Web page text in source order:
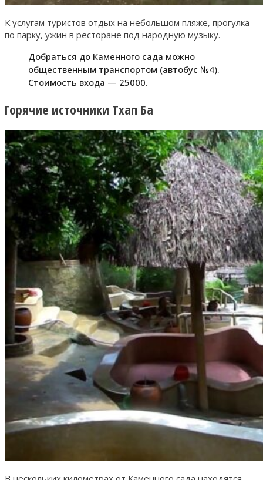
К услугам туристов отдых на небольшом пляже, прогулка
по парку, ужин в ресторане под народную музыку.
Добраться до Каменного сада можно
общественным транспортом (автобус №4).
Стоимость входа — 25000.
Горячие источники Тхап Ба